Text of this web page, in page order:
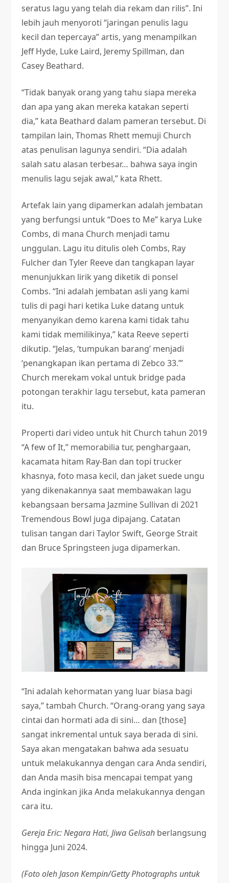
seratus lagu yang telah dia rekam dan rilis”. Ini
lebih jauh menyoroti “jaringan penulis lagu
kecil dan tepercaya” artis, yang menampilkan
Jeff Hyde, Luke Laird, Jeremy Spillman, dan
Casey Beathard.
“Tidak banyak orang yang tahu siapa mereka
dan apa yang akan mereka katakan seperti
dia,” kata Beathard dalam pameran tersebut. Di
tampilan lain, Thomas Rhett memuji Church
atas penulisan lagunya sendiri. “Dia adalah
salah satu alasan terbesar… bahwa saya ingin
menulis lagu sejak awal,” kata Rhett.
Artefak lain yang dipamerkan adalah jembatan
yang berfungsi untuk “Does to Me” karya Luke
Combs, di mana Church menjadi tamu
unggulan. Lagu itu ditulis oleh Combs, Ray
Fulcher dan Tyler Reeve dan tangkapan layar
menunjukkan lirik yang diketik di ponsel
Combs. “Ini adalah jembatan asli yang kami
tulis di pagi hari ketika Luke datang untuk
menyanyikan demo karena kami tidak tahu
kami tidak memilikinya,” kata Reeve seperti
dikutip. “Jelas, ‘tumpukan barang’ menjadi
‘penangkapan ikan pertama di Zebco 33.’”
Church merekam vokal untuk bridge pada
potongan terakhir lagu tersebut, kata pameran
itu.
Properti dari video untuk hit Church tahun 2019
“A few of It,” memorabilia tur, penghargaan,
kacamata hitam Ray-Ban dan topi trucker
khasnya, foto masa kecil, dan jaket suede ungu
yang dikenakannya saat membawakan lagu
kebangsaan bersama Jazmine Sullivan di 2021
Tremendous Bowl juga dipajang. Catatan
tulisan tangan dari Taylor Swift, George Strait
dan Bruce Springsteen juga dipamerkan.
“Ini adalah kehormatan yang luar biasa bagi
saya,” tambah Church. “Orang-orang yang saya
cintai dan hormati ada di sini… dan [those]
sangat inkremental untuk saya berada di sini.
Saya akan mengatakan bahwa ada sesuatu
untuk melakukannya dengan cara Anda sendiri,
dan Anda masih bisa mencapai tempat yang
Anda inginkan jika Anda melakukannya dengan
cara itu.
Gereja Eric: Negara Hati, Jiwa Gelisah berlangsung
hingga Juni 2024.
(Foto oleh Jason Kempin/Getty Photographs untuk